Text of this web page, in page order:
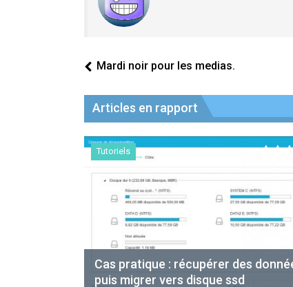
Mardi noir pour les medias.
Articles en rapport
Tutoriels
Cas pratique : récupérer des
puis migrer vers disque ssd